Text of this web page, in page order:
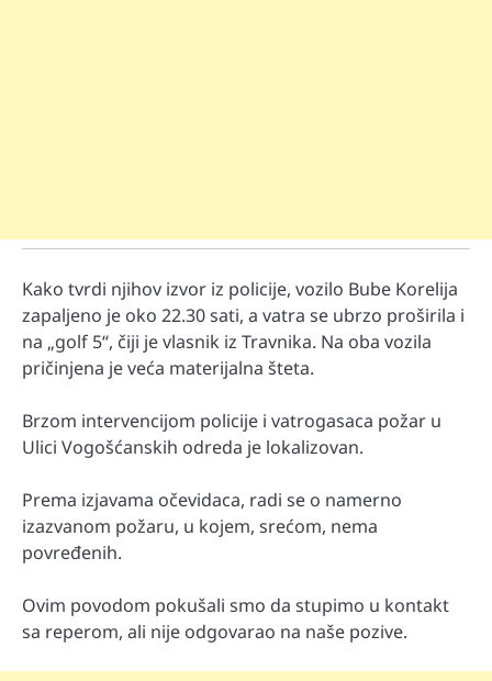
Kako tvrdi njihov izvor iz policije, vozilo Bube Korelija
zapaljeno je oko 22.30 sati, a vatra se ubrzo proširila i
na „golf 5“, čiji je vlasnik iz Travnika. Na oba vozila
pričinjena je veća materijalna šteta.
Brzom intervencijom policije i vatrogasaca požar u
Ulici Vogošćanskih odreda je lokalizovan.
Prema izjavama očevidaca, radi se o namerno
izazvanom požaru, u kojem, srećom, nema
povređenih.
Ovim povodom pokušali smo da stupimo u kontakt
sa reperom, ali nije odgovarao na naše pozive.